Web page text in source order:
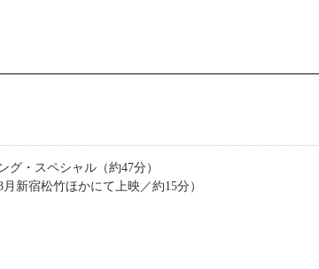
・スペシャル（約47分）
新宿松竹ほかにて上映／約15分）